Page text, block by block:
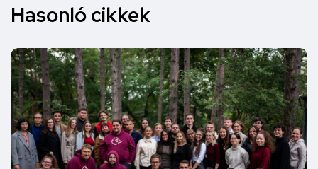
Hasonló cikkek